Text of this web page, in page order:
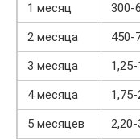
1 месяц
300-
2 месяца
450-
3 месяца
1,25-
4 месяца
1,75-
5 месяцев
2,20-